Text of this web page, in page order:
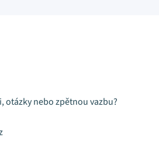
otázky nebo zpětnou vazbu?